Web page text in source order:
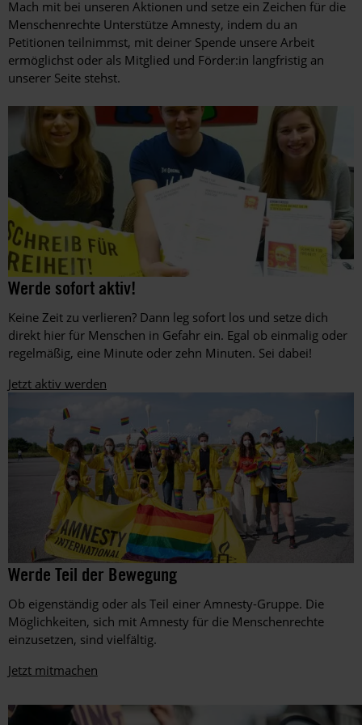
Mach mit bei unseren Aktionen und setze ein Zeichen für die
Menschenrechte Unterstütze Amnesty, indem du an
Petitionen teilnimmst, mit deiner Spende unsere Arbeit
ermöglichst oder als Mitglied und Förder:in langfristig an
unserer Seite stehst.
Aktion
am
Städtischen
Gymnasium
Erwitte
in
Westfalen
Amnesty-
Briefmarathons
an
©
©
Huckebrink
Werde sofort aktiv!
Keine Zeit zu verlieren? Dann leg sofort los und setze dich
direkt hier für Menschen in Gefahr ein. Egal ob einmalig oder
regelmäßig, eine Minute oder zehn Minuten. Sei dabei!
Jetzt aktiv werden
Amnesty-
Mitglieder
setzen
beim
EM-
Spiel
Ungarn
im
©
Amnesty
Foto:
Matthias
Balk
Werde Teil der Bewegung
Ob eigenständig oder als Teil einer Amnesty-Gruppe. Die
Möglichkeiten, sich mit Amnesty für die Menschenrechte
einzusetzen, sind vielfältig.
Jetzt mitmachen